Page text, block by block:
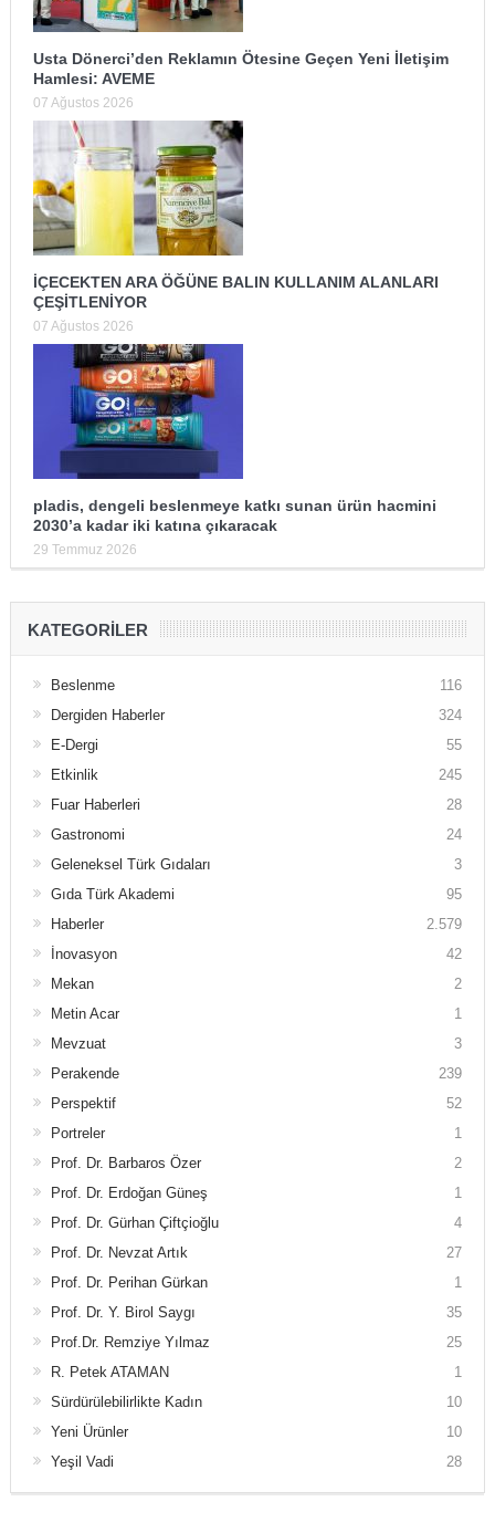
Usta Dönerci’den Reklamın Ötesine Geçen Yeni İletişim
Hamlesi: AVEME
07 Ağustos 2026
İÇECEKTEN ARA ÖĞÜNE BALIN KULLANIM ALANLARI
ÇEŞİTLENİYOR
07 Ağustos 2026
pladis, dengeli beslenmeye katkı sunan ürün hacmini
2030’a kadar iki katına çıkaracak
29 Temmuz 2026
KATEGORILER
Beslenme
116
Dergiden Haberler
324
E-Dergi
55
Etkinlik
245
Fuar Haberleri
28
Gastronomi
24
Geleneksel Türk Gıdaları
3
Gıda Türk Akademi
95
Haberler
2.579
İnovasyon
42
Mekan
2
Metin Acar
1
Mevzuat
3
Perakende
239
Perspektif
52
Portreler
1
Prof. Dr. Barbaros Özer
2
Prof. Dr. Erdoğan Güneş
1
Prof. Dr. Gürhan Çiftçioğlu
4
Prof. Dr. Nevzat Artık
27
Prof. Dr. Perihan Gürkan
1
Prof. Dr. Y. Birol Saygı
35
Prof.Dr. Remziye Yılmaz
25
R. Petek ATAMAN
1
Sürdürülebilirlikte Kadın
10
Yeni Ürünler
10
Yeşil Vadi
28